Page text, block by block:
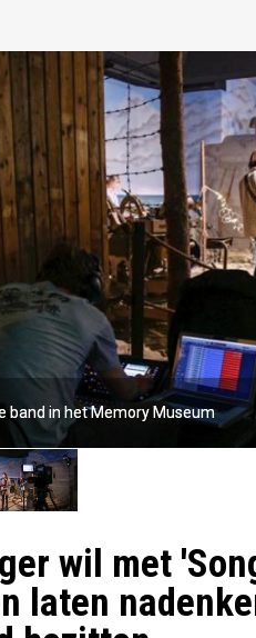
band in het Memory Museum
band in het Memory Museum
wil met
laten